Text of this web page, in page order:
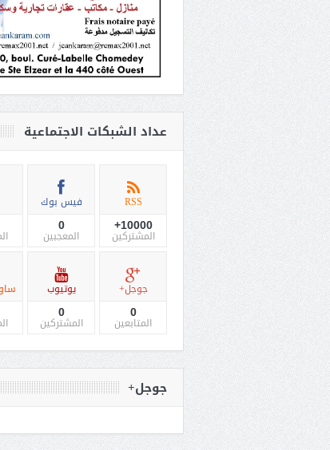
عداد الشبكات الاجتماعية
RSS
10000+
المشتركين
فيس بوك
0
المعجبين
جوجل+
0
المتابعين
يوتيوب
0
المشتركين
جوجل+